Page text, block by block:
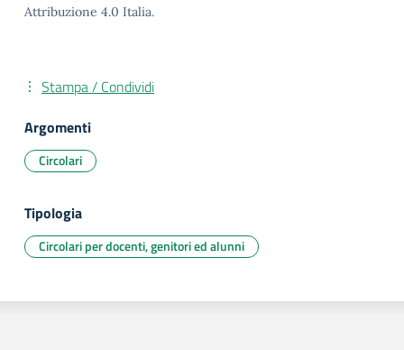
Attribuzione 4.0 Italia.
Stampa / Condividi
Argomenti
Circolari
Tipologia
Circolari per docenti, genitori ed alunni